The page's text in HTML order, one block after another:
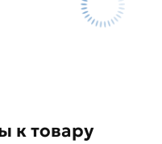
к товару